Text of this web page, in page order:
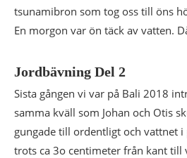
tsunamibron som tog oss till öns
En morgon var ön täck av vatten.
Jordbävning Del 2
Sista gången vi var på Bali 2018
samma kväll som Johan och Otis
gungade till ordentligt och vattnet i
trots ca 3o centimeter från kant till